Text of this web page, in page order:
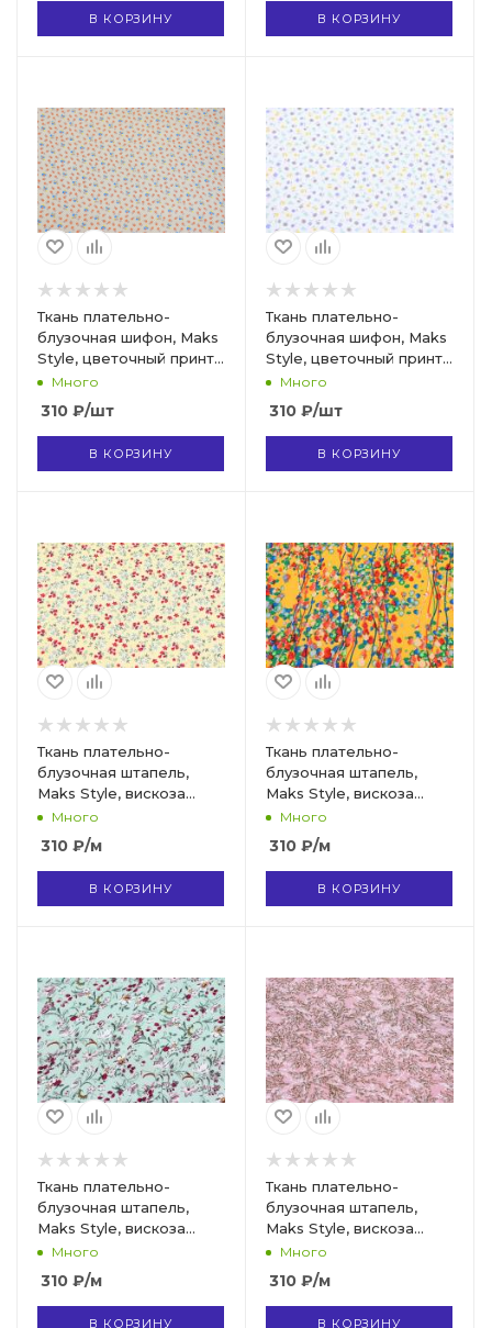
В КОРЗИНУ В КОРЗИНУ
Ткань плательно-
блузочная шифон, Maks
Style, цветочный принт,
арт. 4197-1 D 008755
Много
310 ₽/шт
В КОРЗИНУ
Ткань плательно-
блузочная шифон, Maks
Style, цветочный принт,
арт. MS- 1234 D-8 C-1
Много
310 ₽/шт
В КОРЗИНУ
Ткань плательно-
блузочная штапель,
Maks Style, вискоза
100%, цветочный принт
желтый, арт. MS-1120-1
D-17
Много
310 ₽/м
В КОРЗИНУ
Ткань плательно-
блузочная штапель,
Maks Style, вискоза
100%, цветочный принт
желтый, арт. MS-1173 D-
43
Много
310 ₽/м
В КОРЗИНУ
Ткань плательно-
блузочная штапель,
Maks Style, вискоза
100%, цветочный принт
мятный, арт. MS-1197 D-
33
Много
310 ₽/м
В КОРЗИНУ
Ткань плательно-
блузочная штапель,
Maks Style, вискоза
100%, растительный
принт розовый, арт. MS-
1237 D-LZD621060 C-2
Много
310 ₽/м
В КОРЗИНУ